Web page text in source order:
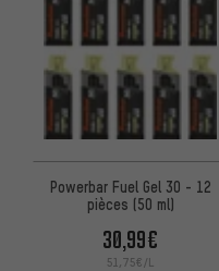
Powerbar Fuel Gel 30 - 12
pièces (50 ml)
30,99€
51,75€/L